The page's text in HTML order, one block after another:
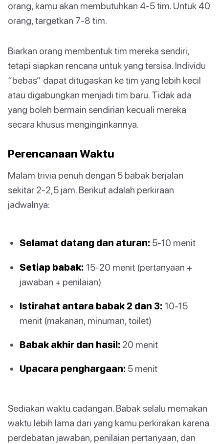
orang, kamu akan membutuhkan 4-5 tim. Untuk 40
orang, targetkan 7-8 tim.
Biarkan orang membentuk tim mereka sendiri,
tetapi siapkan rencana untuk yang tersisa. Individu
“bebas” dapat ditugaskan ke tim yang lebih kecil
atau digabungkan menjadi tim baru. Tidak ada
yang boleh bermain sendirian kecuali mereka
secara khusus menginginkannya.
Perencanaan Waktu
Malam trivia penuh dengan 5 babak berjalan
sekitar 2-2,5 jam. Berikut adalah perkiraan
jadwalnya:
Selamat datang dan aturan: 5-10 menit
Setiap babak: 15-20 menit (pertanyaan +
jawaban + penilaian)
Istirahat antara babak 2 dan 3: 10-15
menit (makanan, minuman, toilet)
Babak akhir dan hasil: 20 menit
Upacara penghargaan: 5 menit
Sediakan waktu cadangan. Babak selalu memakan
waktu lebih lama dari yang kamu perkirakan karena
perdebatan jawaban, penilaian pertanyaan, dan